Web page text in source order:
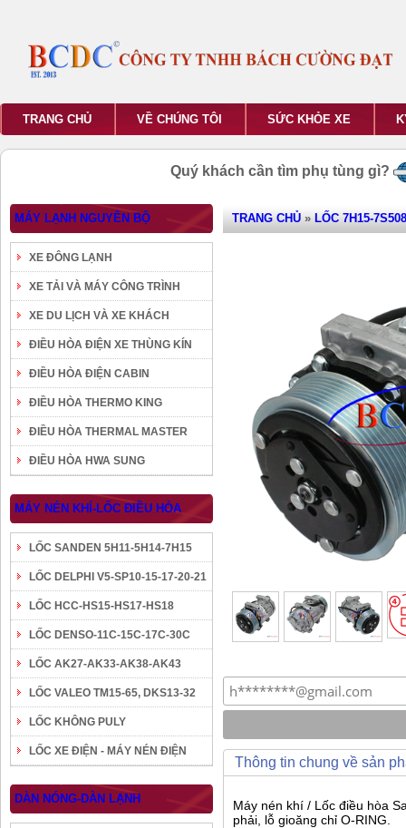
TRANG CHỦ VỀ CHÚNG TÔI SỨC KHỎE XE
Quý khách cần tìm phụ tùng gì?
MÁY LẠNH NGUYÊN BỘ
XE ĐÔNG LẠNH
XE TẢI VÀ MÁY CÔNG TRÌNH
XE DU LỊCH VÀ XE KHÁCH
ĐIỀU HÒA ĐIỆN XE THÙNG KÍN
ĐIỀU HÒA ĐIỆN CABIN
ĐIỀU HÒA THERMO KING
ĐIỀU HÒA THERMAL MASTER
ĐIỀU HÒA HWA SUNG
MÁY NÉN KHÍ-LỐC ĐIỀU HÒA
LỐC SANDEN 5H11-5H14-7H15
LỐC DELPHI V5-SP10-15-17-20-21
LỐC HCC-HS15-HS17-HS18
LỐC DENSO-11C-15C-17C-30C
LỐC AK27-AK33-AK38-AK43
LỐC VALEO TM15-65, DKS13-32
LỐC KHÔNG PULY
LỐC XE ĐIỆN - MÁY NÉN ĐIỆN
DÀN NÓNG-DÀN LẠNH
TRANG CHỦ » LỐC 7H15-
Thông tin chung về sản
Máy nén khí / Lốc điều hòa
phải, lỗ gioăng chỉ O-RING.